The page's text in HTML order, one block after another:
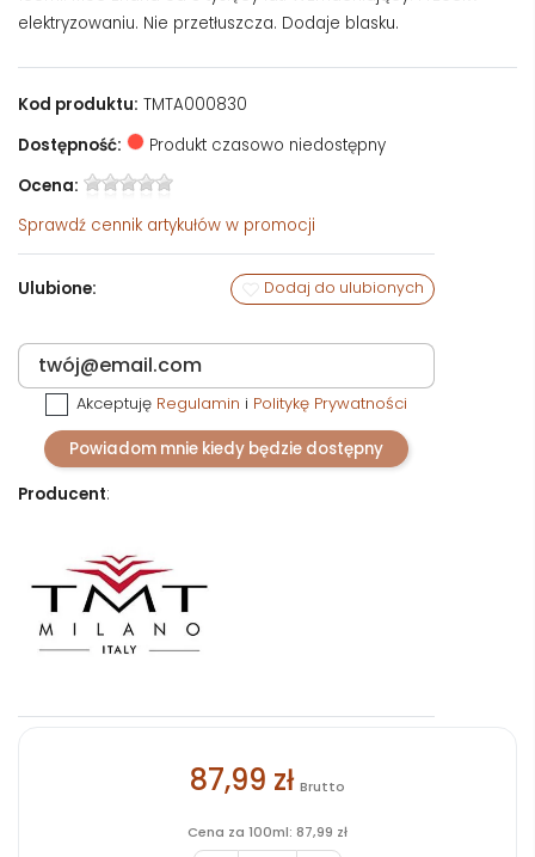
elektryzowaniu. Nie przetłuszcza. Dodaje blasku.
Kod produktu: TMTA000830
Dostępność:
Produkt czasowo niedostępny
Ocena:
Sprawdź cennik artykułów w promocji
Ulubione: Dodaj do ulubionych
Akceptuję Regulamin i Politykę Prywatności
Powiadom mnie kiedy będzie dostępny
Producent:
87,99 zł Brutto
Cena za 100ml: 87,99 zł